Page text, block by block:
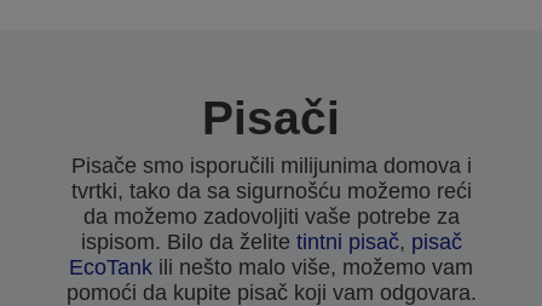
Pisači
Pisače smo isporučili milijunima domova i
tvrtki, tako da sa sigurnošću možemo reći
da možemo zadovoljiti vaše potrebe za
ispisom. Bilo da želite tintni pisač, pisač
EcoTank ili nešto malo više, možemo vam
pomoći da kupite pisač koji vam odgovara.